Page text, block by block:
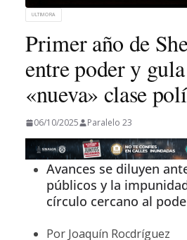
ULTIMORA
Primer año de
entre poder y
«nueva» clase
06/10/2025 Paralelo 23
Avances se diluyen
públicos y la
círculo cercano al
Por Joaquín Rocdríguez